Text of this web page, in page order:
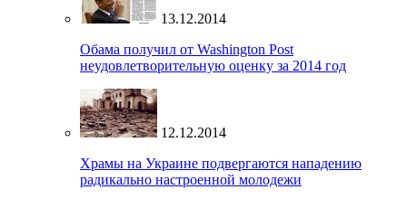
13.12.2014
Обама получил от Washington Post
неудовлетворительную оценку за 2014 год
12.12.2014
Храмы на Украине подвергаются нападению
радикально настроенной молодежи